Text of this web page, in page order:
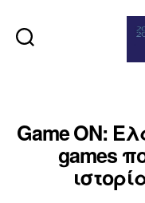
Game ON:
games